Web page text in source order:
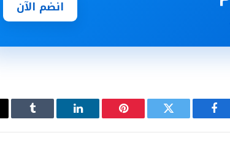
انضم الآن
فيسبوك تويتر بينتيريستلينكدإن Tumblr